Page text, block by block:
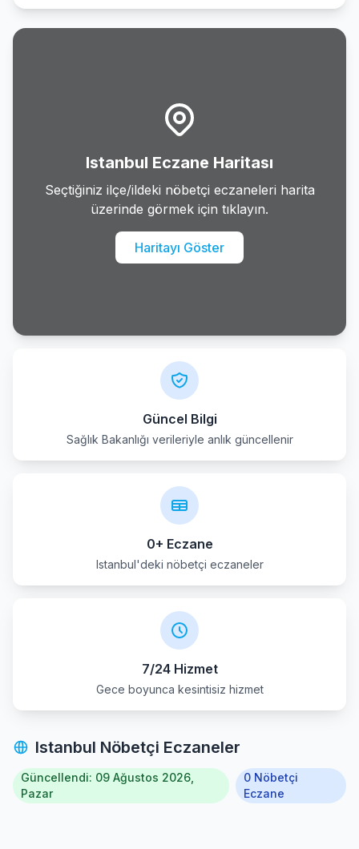
Eyup
Gungoren
Kucukcekmece
Maltepe
Pendik
Istanbul Eczane Haritası
Seçtiğiniz ilçe/ildeki nöbetçi eczaneleri harita
üzerinde görmek için tıklayın.
Haritayı Göster
Güncel Bilgi
Sağlık Bakanlığı verileriyle anlık güncellenir
0+ Eczane
Istanbul'deki nöbetçi eczaneler
7/24 Hizmet
Gece boyunca kesintisiz hizmet
Istanbul Nöbetçi Eczaneler
Güncellendi: 09 Ağustos 2026,
Pazar
0 Nöbetçi
Eczane